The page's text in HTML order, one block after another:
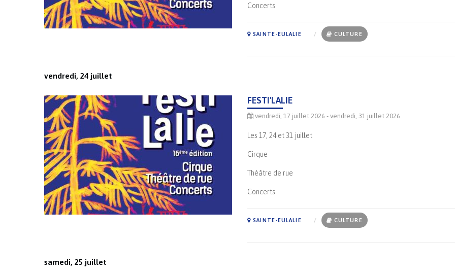
Concerts
SAINTE-EULALIE
CULTURE
vendredi, 24 juillet
FESTI'LALIE
vendredi, 17 juillet 2026 - vendredi, 31 juillet 2026
Les 17, 24 et 31 juillet
Cirque
Théâtre de rue
Concerts
SAINTE-EULALIE
CULTURE
samedi, 25 juillet